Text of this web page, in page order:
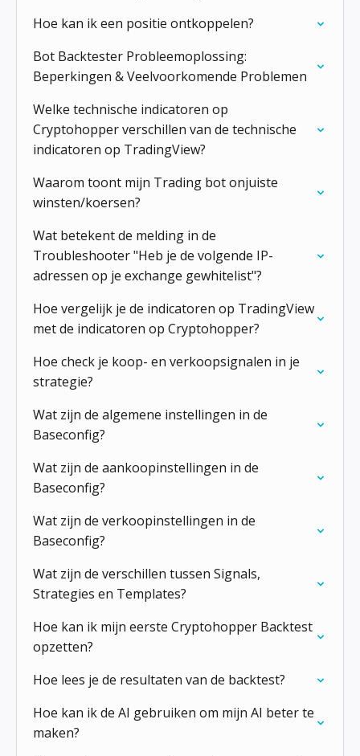
Hoe kan ik een positie ontkoppelen?
Bot Backtester Probleemoplossing:
Beperkingen & Veelvoorkomende Problemen
Welke technische indicatoren op
Cryptohopper verschillen van de technische
indicatoren op TradingView?
Waarom toont mijn Trading bot onjuiste
winsten/koersen?
Wat betekent de melding in de
Troubleshooter "Heb je de volgende IP-
adressen op je exchange gewhitelist"?
Hoe vergelijk je de indicatoren op TradingView
met de indicatoren op Cryptohopper?
Hoe check je koop- en verkoopsignalen in je
strategie?
Wat zijn de algemene instellingen in de
Baseconfig?
Wat zijn de aankoopinstellingen in de
Baseconfig?
Wat zijn de verkoopinstellingen in de
Baseconfig?
Wat zijn de verschillen tussen Signals,
Strategies en Templates?
Hoe kan ik mijn eerste Cryptohopper Backtest
opzetten?
Hoe lees je de resultaten van de backtest?
Hoe kan ik de AI gebruiken om mijn AI beter te
maken?